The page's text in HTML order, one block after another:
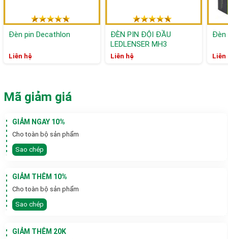
Đèn pin Decathlon
Liên hệ
ĐÈN PIN ĐỘI ĐẦU
LEDLENSER MH3
Liên hệ
Đèn
Liên
Mã giảm giá
GIẢM NGAY 10%
Cho toàn bộ sản phẩm
Sao chép
GIẢM THÊM 10%
Cho toàn bộ sản phẩm
Sao chép
GIẢM THÊM 20K